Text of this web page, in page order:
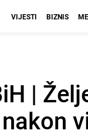
VIJESTI BIZNIS
|